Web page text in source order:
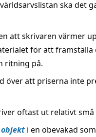
ska det
att skrivaren värmer
för att
ritning på.
över att priserna inte
oftast ut relativt små
objekt i en obevakad